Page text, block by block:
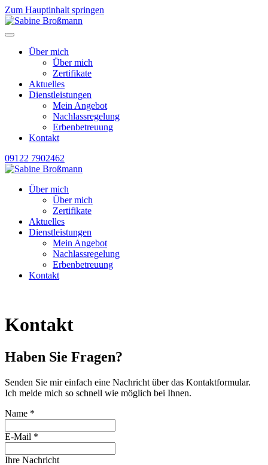
Zum Hauptinhalt springen
Über mich
Über mich
Zertifikate
Aktuelles
Dienstleistungen
Mein Angebot
Nachlassregelung
Erbenbetreuung
Kontakt
09122 7902462
Über mich
Über mich
Zertifikate
Aktuelles
Dienstleistungen
Mein Angebot
Nachlassregelung
Erbenbetreuung
Kontakt
Kontakt
Haben Sie Fragen?
Senden Sie mir einfach eine Nachricht über das Kontaktformular.
Ich melde mich so schnell wie möglich bei Ihnen.
Name *
E-Mail *
Ihre Nachricht